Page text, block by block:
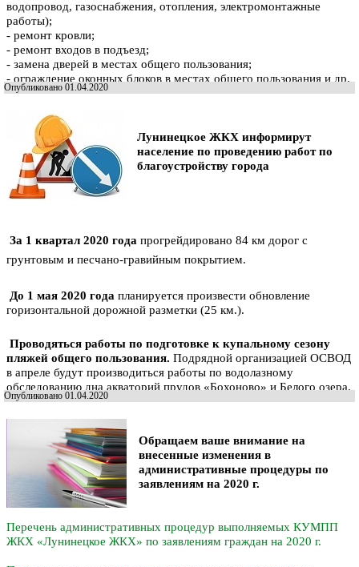
водопровод, газоснабжения, отопления, электромонтажные
работы);
- ремонт кровли;
- ремонт входов в подъезд;
- замена дверей в местах общего пользования;
- ограждение оконных блоков в местах общего пользования и др.
Опубликовано 01.04.2020
Лунинецкое ЖКХ информирут
население по проведению работ по
благоустройству города
За 1 квартал 2020 года прогрейдировано 84 км дорог с
грунтовым и песчано-гравийным покрытием.
До 1 мая 2020 года планируется произвести обновление
горизонтальной дорожной разметки (25 км.).
Проводяться работы по подготовке к купальному сезону
пляжей общего пользования. Подрядной организацией ОСВОД
в апреле будут производиться работы по водолазному
обследованию дна акваторий прудов «Бохоново» и Белого озера.
Опубликовано 01.04.2020
Обращаем ваше внимание на
внесенные изменения в
административные процедуры по
заявлениям на 2020 г.
Перечень административных процедур выполняемых КУМПП
ЖКХ «Лунинецкое ЖКХ» по заявлениям граждан на 2020 г.